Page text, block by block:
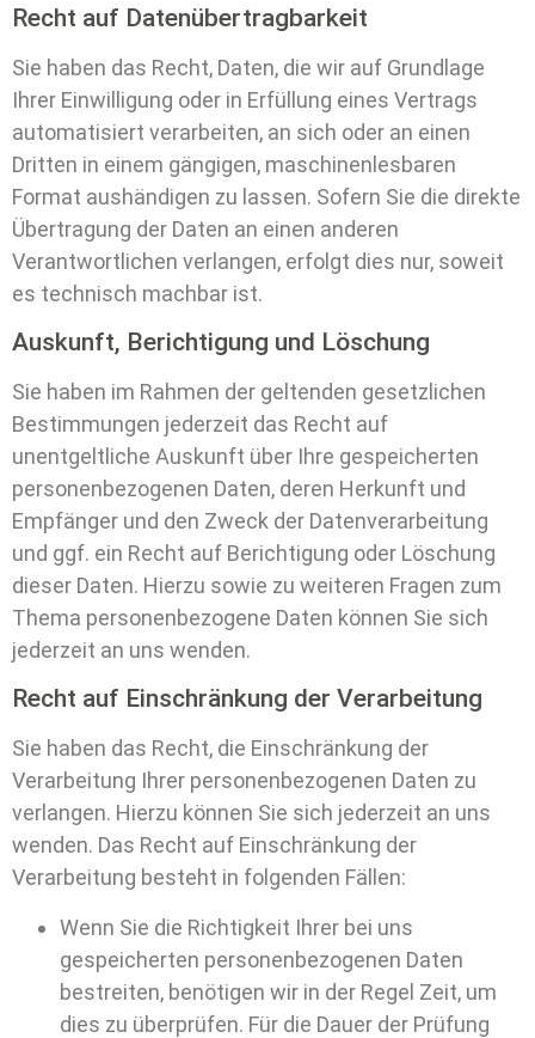
Recht auf Daten­übertrag­barkeit
Sie haben das Recht, Daten, die wir auf Grundlage
Ihrer Einwilligung oder in Erfüllung eines Vertrags
automatisiert verarbeiten, an sich oder an einen
Dritten in einem gängigen, maschinenlesbaren
Format aushändigen zu lassen. Sofern Sie die direkte
Übertragung der Daten an einen anderen
Verantwortlichen verlangen, erfolgt dies nur, soweit
es technisch machbar ist.
Auskunft, Berichtigung und Löschung
Sie haben im Rahmen der geltenden gesetzlichen
Bestimmungen jederzeit das Recht auf
unentgeltliche Auskunft über Ihre gespeicherten
personenbezogenen Daten, deren Herkunft und
Empfänger und den Zweck der Datenverarbeitung
und ggf. ein Recht auf Berichtigung oder Löschung
dieser Daten. Hierzu sowie zu weiteren Fragen zum
Thema personenbezogene Daten können Sie sich
jederzeit an uns wenden.
Recht auf Einschränkung der Verarbeitung
Sie haben das Recht, die Einschränkung der
Verarbeitung Ihrer personenbezogenen Daten zu
verlangen. Hierzu können Sie sich jederzeit an uns
wenden. Das Recht auf Einschränkung der
Verarbeitung besteht in folgenden Fällen:
Wenn Sie die Richtigkeit Ihrer bei uns
gespeicherten personenbezogenen Daten
bestreiten, benötigen wir in der Regel Zeit, um
dies zu überprüfen. Für die Dauer der Prüfung